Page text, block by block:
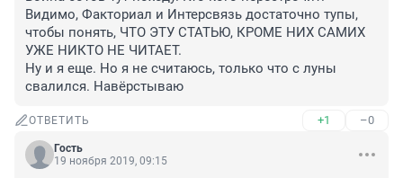
Видимо, Факториал и Интерсвязь достаточно тупы,
чтобы понять, ЧТО ЭТУ СТАТЬЮ, КРОМЕ НИХ САМИХ
УЖЕ НИКТО НЕ ЧИТАЕТ.
Ну и я еще. Но я не считаюсь, только что с луны
свалился. Навёрстываю
ОТВЕТИТЬ +1 –0
Гость
19 ноября 2019, 09:15